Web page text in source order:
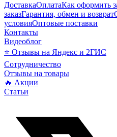
ДоставкаОплатаКак оформить
заказГарантия, обмен и возврат
условияОптовые поставки
Контакты
Видеоблог
⭐ Отзывы на Яндекс и 2ГИС
Сотрудничество
Отзывы на товары
🔥 Акции
Статьи